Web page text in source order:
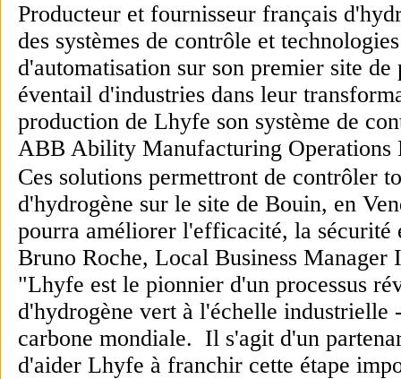
Producteur et fournisseur français
des systèmes de contrôle et
d'automatisation sur son premier site
éventail d'industries dans leur
production de Lhyfe son système de
ABB Ability Manufacturing Operations
Ces solutions permettront de contrôler
d'hydrogène sur le site de Bouin, en
pourra améliorer l'efficacité, la sécurité
Bruno Roche, Local Business
"Lhyfe est le pionnier d'un processus
d'hydrogène vert à l'échelle industrielle
carbone mondiale. Il s'agit d'un
d'aider Lhyfe à franchir cette étape